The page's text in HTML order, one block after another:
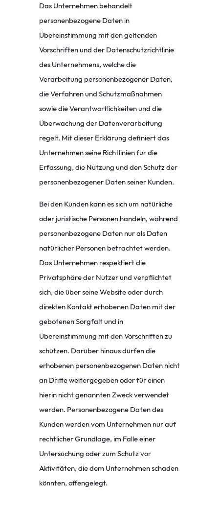
Das Unternehmen behandelt
personenbezogene Daten in
Übereinstimmung mit den geltenden
Vorschriften und der Datenschutzrichtlinie
des Unternehmens, welche die
Verarbeitung personenbezogener Daten,
die Verfahren und Schutzmaßnahmen
sowie die Verantwortlichkeiten und die
Überwachung der Datenverarbeitung
regelt. Mit dieser Erklärung definiert das
Unternehmen seine Richtlinien für die
Erfassung, die Nutzung und den Schutz der
personenbezogener Daten seiner Kunden.
Bei den Kunden kann es sich um natürliche
oder juristische Personen handeln, während
personenbezogene Daten nur als Daten
natürlicher Personen betrachtet werden.
Das Unternehmen respektiert die
Privatsphäre der Nutzer und verpflichtet
sich, die über seine Website oder durch
direkten Kontakt erhobenen Daten mit der
gebotenen Sorgfalt und in
Übereinstimmung mit den Vorschriften zu
schützen. Darüber hinaus dürfen die
erhobenen personenbezogenen Daten nicht
an Dritte weitergegeben oder für einen
hierin nicht genannten Zweck verwendet
werden. Personenbezogene Daten des
Kunden werden vom Unternehmen nur auf
rechtlicher Grundlage, im Falle einer
Untersuchung oder zum Schutz vor
Aktivitäten, die dem Unternehmen schaden
könnten, offengelegt.